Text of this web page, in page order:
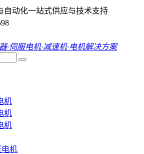
自动化一站式供应与技术支持
·伺服电机·减速机·电机解决方案
机
机
机
电机